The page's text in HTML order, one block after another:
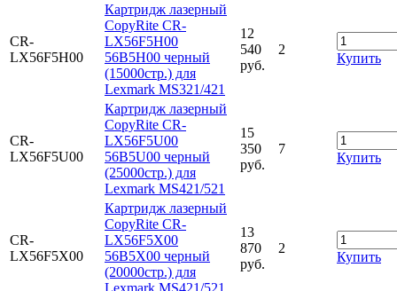
CR-
LX56F5H00
Картридж лазерный
CopyRite CR-
LX56F5H00
56B5H00 черный
(15000стр.) для
Lexmark MS321/421
12
540
руб.
2
Купить
CR-
LX56F5U00
Картридж лазерный
CopyRite CR-
LX56F5U00
56B5U00 черный
(25000стр.) для
Lexmark MS421/521
15
350
руб.
7
Купить
CR-
LX56F5X00
Картридж лазерный
CopyRite CR-
LX56F5X00
56B5X00 черный
(20000стр.) для
Lexmark MS421/521
13
870
руб.
2
Купить